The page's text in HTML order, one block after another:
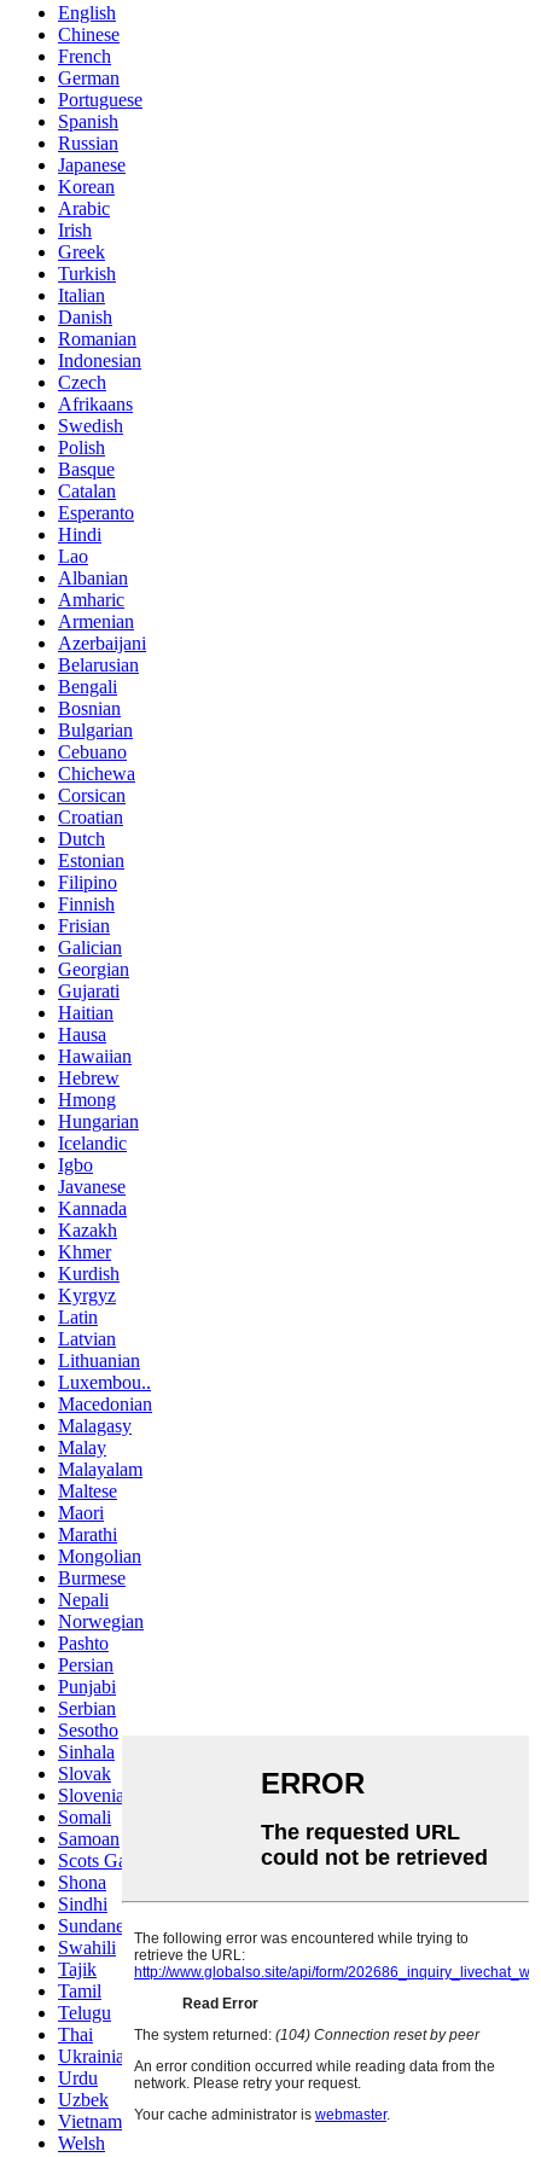
English
Chinese
French
German
Portuguese
Spanish
Russian
Japanese
Korean
Arabic
Irish
Greek
Turkish
Italian
Danish
Romanian
Indonesian
Czech
Afrikaans
Swedish
Polish
Basque
Catalan
Esperanto
Hindi
Lao
Albanian
Amharic
Armenian
Azerbaijani
Belarusian
Bengali
Bosnian
Bulgarian
Cebuano
Chichewa
Corsican
Croatian
Dutch
Estonian
Filipino
Finnish
Frisian
Galician
Georgian
Gujarati
Haitian
Hausa
Hawaiian
Hebrew
Hmong
Hungarian
Icelandic
Igbo
Javanese
Kannada
Kazakh
Khmer
Kurdish
Kyrgyz
Latin
Latvian
Lithuanian
Luxembou..
Macedonian
Malagasy
Malay
Malayalam
Maltese
Maori
Marathi
Mongolian
Burmese
Nepali
Norwegian
Pashto
Persian
Punjabi
Serbian
Sesotho
Sinhala
Slovak
Slovenian
Somali
Samoan
Scots Gaelic
Shona
Sindhi
Sundanese
Swahili
Tajik
Tamil
Telugu
Thai
Ukrainian
Urdu
Uzbek
Vietnamese
Welsh